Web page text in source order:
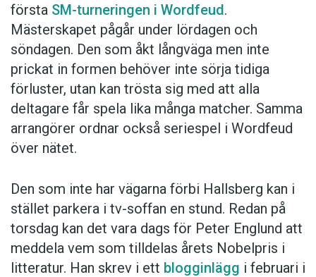
första SM-turneringen i Wordfeud.
Mästerskapet pågår under lördagen och
söndagen. Den som åkt långväga men inte
prickat in formen behöver inte sörja tidiga
förluster, utan kan trösta sig med att alla
deltagare får spela lika många matcher. Samma
arrangörer ordnar också seriespel i Wordfeud
över nätet.
Den som inte har vägarna förbi Hallsberg kan i
stället parkera i tv-soffan en stund. Redan på
torsdag kan det vara dags för Peter Englund att
meddela vem som tilldelas årets Nobelpris i
litteratur. Han skrev i ett blogginlägg i februari i